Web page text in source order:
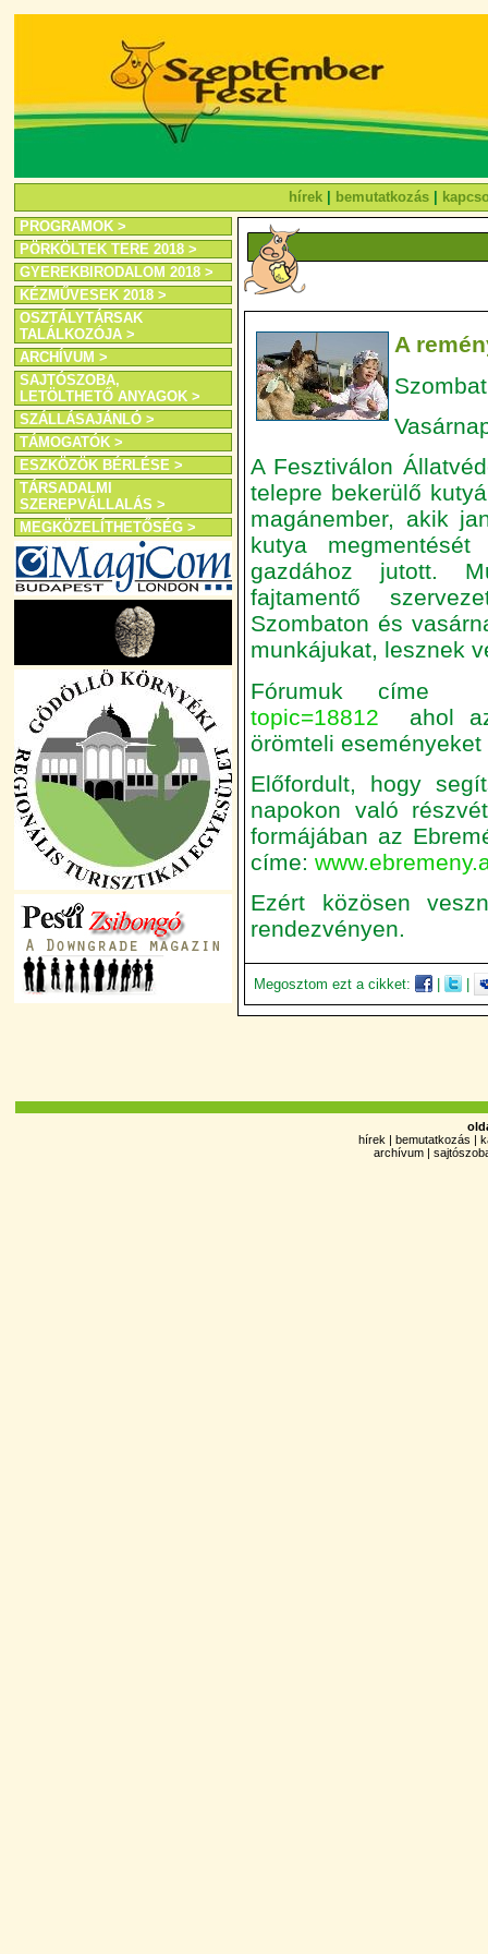
hírek bemutatkozás
PROGRAMOK >
PÖRKÖLTEK TERE 2018 >
GYEREKBIRODALOM 2018 >
KÉZMŰVESEK 2018 >
OSZTÁLYTÁRSAK
TALÁLKOZÓJA >
ARCHÍVUM >
SAJTÓSZOBA,
LETÖLTHETŐ ANYAGOK >
SZÁLLÁSAJÁNLÓ >
TÁMOGATÓK >
ESZKÖZÖK BÉRLÉSE >
TÁRSADALMI
SZEREPVÁLLALÁS >
MEGKÖZELÍTHETŐSÉG >
A
A Fesztiválon
telepre bekerülő
magánember, akik
kutya
gazdához jutott.
fajtamentő
Szombaton és
munkájukat, lesznek
Fórumuk
topic=18812 ahol az
örömteli
Előfordult, hogy
napokon való
formájában az
címe:
Ezért közösen
rendezvényen.
Megosztom ezt a cikket:
hírek | bemutatkozás |
archívum |